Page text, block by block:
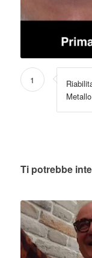
1
Ti potrebbe